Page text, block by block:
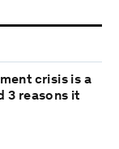
crisis is a
3 reasons it